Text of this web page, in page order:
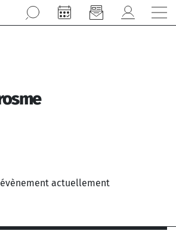
actuellement